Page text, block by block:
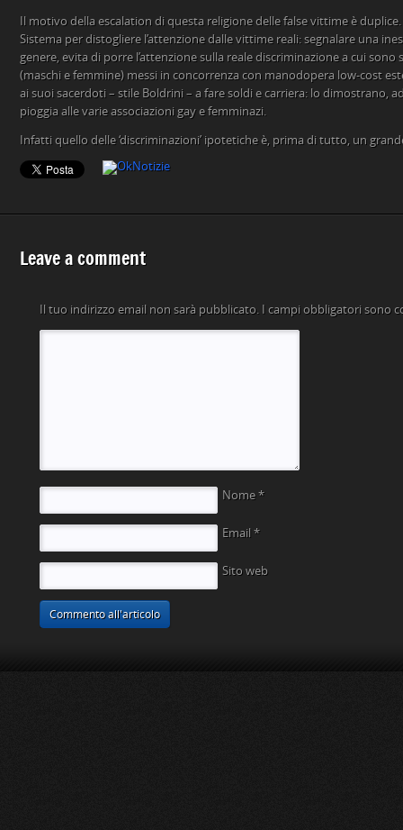
Il motivo della escalation di questa religione delle false vittime è
Sistema per distogliere l’attenzione dalle vittime reali: segnalare una
genere, evita di porre l’attenzione sulla reale discriminazione a cui
(maschi e femmine) messi in concorrenza con manodopera low-cost
ai suoi sacerdoti – stile Boldrini – a fare soldi e carriera: lo dimostrano,
pioggia alle varie associazioni gay e femminazi.
Infatti quello delle ‘discriminazioni’ ipotetiche è, prima di tutto, un
Leave a comment
Il tuo indirizzo email non sarà pubblicato. I campi obbligatori sono
Nome *
Email *
Sito web